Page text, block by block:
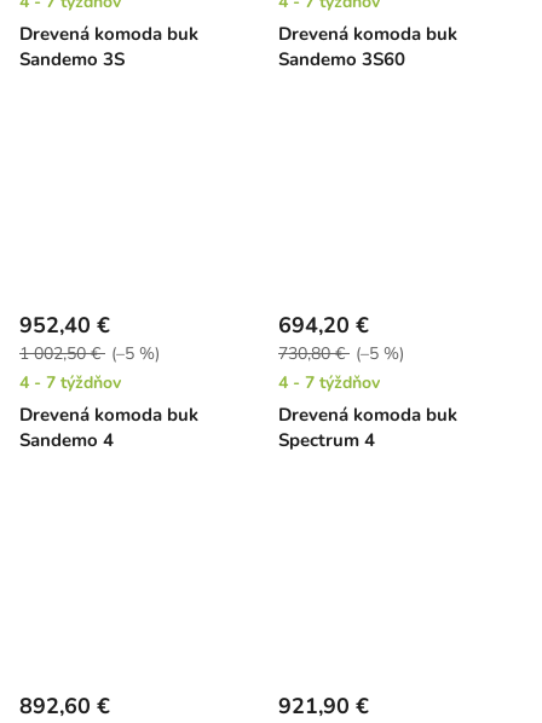
Drevená komoda buk
Sandemo 3S
Drevená komoda buk
Sandemo 3S60
Drevená komoda buk
Sandemo 4
952,40 €
1 002,50 € (–5 %)
4 - 7 týždňov
Drevená komoda buk
Spectrum 4
694,20 €
730,80 € (–5 %)
4 - 7 týždňov
892,60 € 921,90 €